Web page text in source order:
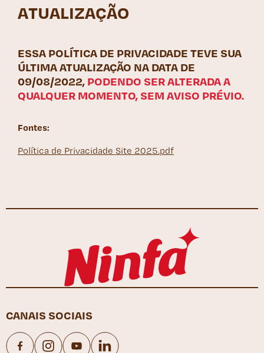
ATUALIZAÇÃO
ESSA POLÍTICA DE PRIVACIDADE TEVE SUA
ÚLTIMA ATUALIZAÇÃO NA DATA DE
09/08/2022, PODENDO SER ALTERADA A
QUALQUER MOMENTO, SEM AVISO PRÉVIO.
Fontes:
Política de Privacidade Site 2025.pdf
CANAIS SOCIAIS